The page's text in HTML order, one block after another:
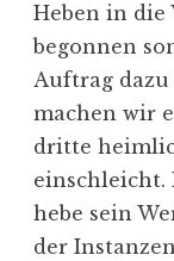
Heben in
begonnen
Auftrag dazu
machen wir
dritte
hebe sein
der